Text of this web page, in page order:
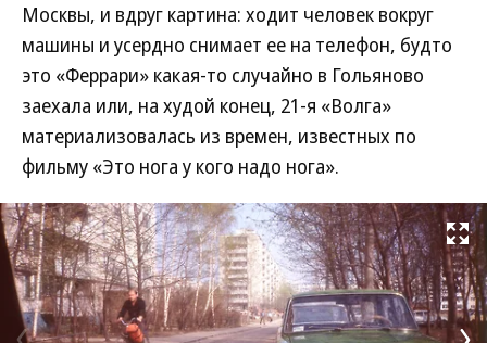
Москвы, и вдруг картина: ходит человек вокруг
машины и усердно снимает ее на телефон, будто
это «Феррари» какая-то случайно в Гольяново
заехала или, на худой конец, 21-я «Волга»
материализовалась из времен, известных по
фильму «Это нога у кого надо нога».
Развернуть